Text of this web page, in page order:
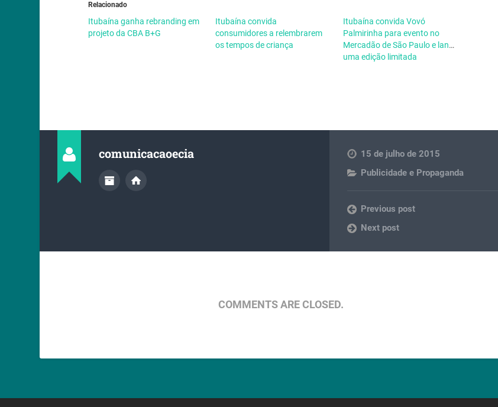
Relacionado
Itubaína ganha rebranding em
projeto da CBA B+G
Itubaína convida
consumidores a relembrarem
os tempos de criança
Itubaína convida Vovó
Palmirinha para evento no
Mercadão de São Paulo e lança
uma edição limitada
comunicacaoecia
15 de julho de 2015
Publicidade e Propaganda
Previous post
Next post
COMMENTS ARE CLOSED.